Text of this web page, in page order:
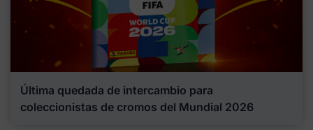
Última quedada de intercambio para
coleccionistas de cromos del Mundial 2026